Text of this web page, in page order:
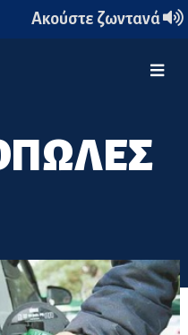
Ακούστε ζωντανά